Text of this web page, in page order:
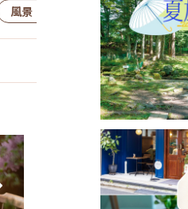
風景・景色 名所・旧跡